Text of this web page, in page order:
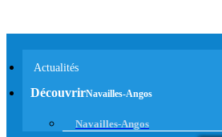
Actualités
DécouvrirNavailles-Angos
Navailles-Angos